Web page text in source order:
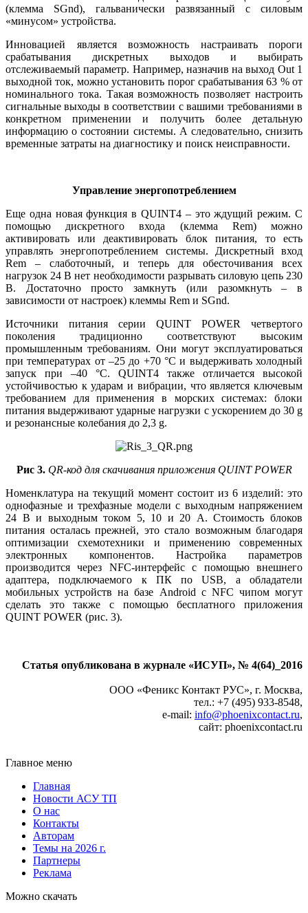
(клемма SGnd), гальванически развязанный с силовым
«минусом» устройства.
Инновацией является возможность настраивать пороги
срабатывания дискретных выходов и выбирать
отслеживаемый параметр. Например, назначив на выход Out 1
выходной ток, можно установить порог срабатывания 63 % от
номинального тока. Такая возможность позволяет настроить
сигнальные выходы в соответствии с вашими требованиями в
конкретном применении и получить более детальную
информацию о состоянии системы. А следовательно, снизить
временные затраты на диагностику и поиск неисправности.
Управление энергопотреблением
Еще одна новая функция в QUINT4 – это ждущий режим. С
помощью дискретного входа (клемма Rem) можно
активировать или деактивировать блок питания, то есть
управлять энергопотреблением системы. Дискретный вход
Rem – слаботочный, и теперь для обесточивания всех
нагрузок 24 В нет необходимости разрывать силовую цепь 230
В. Достаточно просто замкнуть (или разомкнуть – в
зависимости от настроек) клеммы Rem и SGnd.
Источники питания серии QUINT POWER четвертого
поколения традиционно соответствуют высоким
промышленным требованиям. Они могут эксплуатироваться
при температурах от –25 до +70 °C и выдерживать холодный
запуск при –40 °C. QUINT4 также отличается высокой
устойчивостью к ударам и вибрации, что является ключевым
требованием для применения в морских системах: блоки
питания выдерживают ударные нагрузки с ускорением до 30 g
и резонансные колебания до 2,3 g.
Рис 3. QR-код для скачивания приложения QUINT POWER
Номенклатура на текущий момент состоит из 6 изделий: это
однофазные и трехфазные модели с выходным напряжением
24 В и выходным током 5, 10 и 20 А. Стоимость блоков
питания осталась прежней, это стало возможным благодаря
оптимизации схемотехники и применению современных
электронных компонентов. Настройка параметров
производится через NFC-интерфейс с помощью внешнего
адаптера, подключаемого к ПК по USB, а обладатели
мобильных устройств на базе Android с NFC чипом могут
сделать это также с помощью бесплатного приложения
QUINT POWER (рис. 3).
Статья опубликована в журнале «ИСУП», № 4(64)_2016
ООО «Феникс Контакт РУС», г. Москва,
тел.: +7 (495) 933-8548,
e-mail: info@phoenixcontact.ru,
сайт: phoenixcontact.ru
Главное меню
Главная
Новости АСУ ТП
О нас
Контакты
Авторам
Темы на 2026 г.
Партнеры
Реклама
Можно скачать